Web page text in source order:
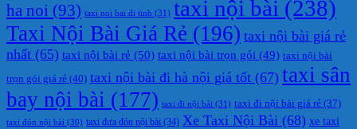
ha noi (93) taxi noi bai di tinh (31) taxi nội bài (238)
Taxi Nội Bài Giá Rẻ (196) taxi nội bài giá rẻ
nhất (65) taxi nội bài rẻ (50) taxi nội bài trọn gói (49) taxi nội bài
trọn gói giá rẻ (40) taxi nội bài đi hà nội giá tốt (67) taxi sân
bay nội bài (177) taxi đi nội bài (31) taxi đi nội bài giá rẻ (37)
taxi đón nội bài (30) taxi đưa đón nội bài (34) Xe Taxi Nội Bài (68) xe taxi